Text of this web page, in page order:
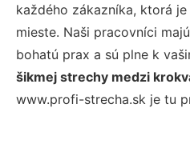
každého zákazníka, ktorá
mieste. Naši pracovníci
bohatú prax a sú plne k
šikmej strechy medzi
www.profi-strecha.sk je tu